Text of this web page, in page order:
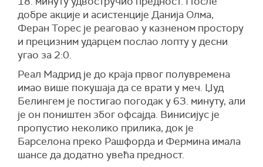
добре акције и асистенције Данија Олма,
Феран Торес је реаговао у казненом простору
и прецизним ударцем послао лопту у десни
угао за 2:0.
Реал Мадрид је до краја првог полувремена
имао више покушаја да се врати у меч. Џуд
Белингем је постигао погодак у 63. минуту, али
је он поништен због офсајда. Винисијус је
пропустио неколико прилика, док је
Барселона преко Рашфорда и Фермина имала
шансе да додатно увећа предност.